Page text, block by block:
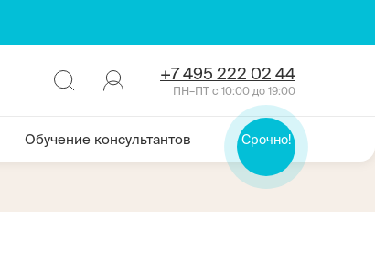
+7 495 222 02 44
ПН–ПТ с 10:00 до 19:00
Обучение консультантов Срочно!